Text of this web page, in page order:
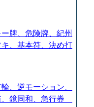
牌、危険牌、紀州
、基本符、決め打
、逆モーション、
、鏡同和、急行券